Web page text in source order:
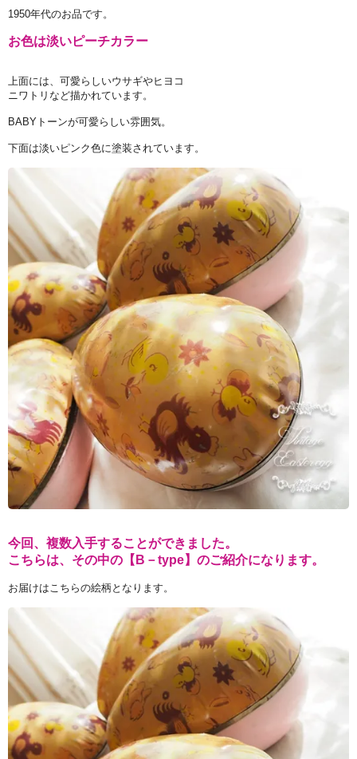
1950年代のお品です。
お色は淡いピーチカラー
上面には、可愛らしいウサギやヒヨコ
ニワトリなど描かれています。
BABYトーンが可愛らしい雰囲気。
下面は淡いピンク色に塗装されています。
今回、複数入手することができました。
こちらは、その中の【B－type】のご紹介になります。
お届けはこちらの絵柄となります。